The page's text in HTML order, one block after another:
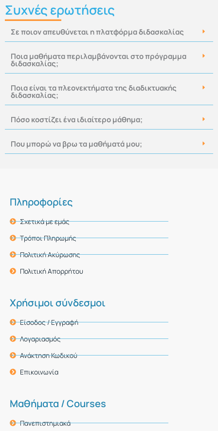
Συχνές ερωτήσεις
Σε ποιον απευθύνεται η πλατφόρμα διδασκαλίας
Ποια μαθήματα περιλαμβάνονται στο πρόγραμμα
διδασκαλίας;
Ποια είναι τα πλεονεκτήματα της διαδικτυακής
διδασκαλίας;
Πόσο κοστίζει ένα ιδιαίτερο μάθημα;
Που μπορώ να βρω τα μαθήματά μου;
Πληροφορίες
Σχετικά με εμάς
Τρόποι Πληρωμής
Πολιτική Ακύρωσης
Πολιτική Απορρήτου
Χρήσιμοι σύνδεσμοι
Είσοδος / Εγγραφή
Λογαριασμός
Ανάκτηση Κωδικού
Επικοινωνία
Μαθήματα / Courses
Πανεπιστημιακά